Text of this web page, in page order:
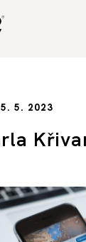
RODINA A
5. 2023